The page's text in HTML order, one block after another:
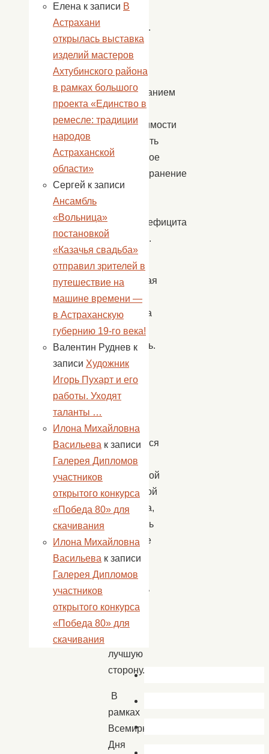
со
СПИДом.
Этот
день
служит
напоминанием
о
необходимости
остановить
глобальное
распространение
болезни
иммунодефицита
человека.
Самая
мобильная
часть
общества
–
молодежь.
И
лишь
в
силах
справиться
с
глобальной
проблемой
общества,
сохранить
Здоровье
нации
и
изменить
наш
мир
лучшую
сторону.
В
рамках
Всемирного
Дня
Елена к записи В
Астрахани
открылась выставка
изделий мастеров
Ахтубинского района
в рамках большого
проекта «Единство в
ремесле: традиции
народов
Астраханской
области»
Сергей к записи
Ансамбль
«Вольница»
постановкой
«Казачья свадьба»
отправил зрителей в
путешествие на
машине времени —
в Астраханскую
губернию 19-го века!
Валентин Руднев к
записи Художник
Игорь Пухарт и его
работы. Уходят
таланты …
Илона Михайловна
Васильева к записи
Галерея Дипломов
участников
открытого конкурса
«Победа 80» для
скачивания
Илона Михайловна
Васильева к записи
Галерея Дипломов
участников
открытого конкурса
«Победа 80» для
скачивания